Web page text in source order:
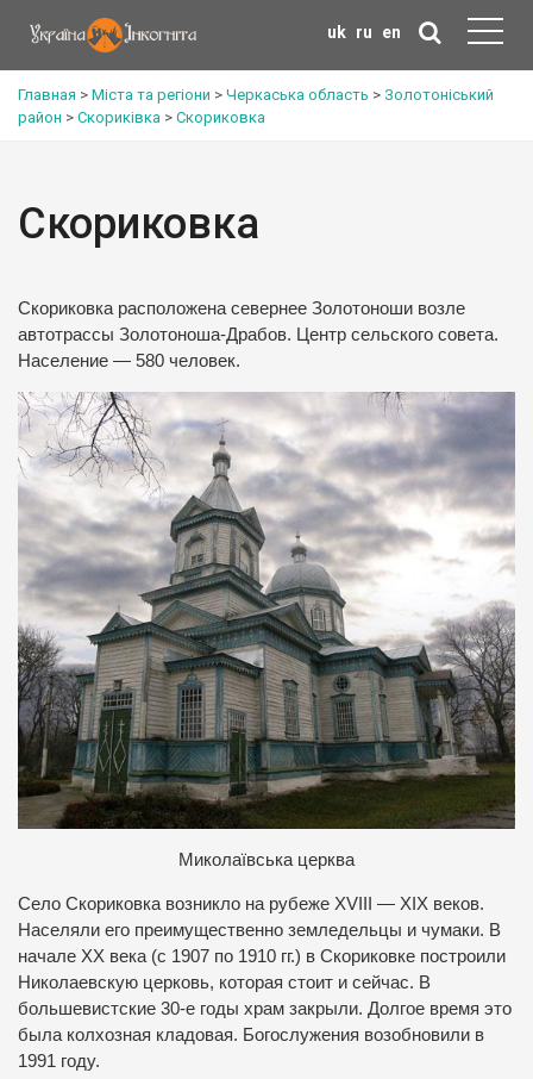
uk ru en
Главная > Міста та регіони > Черкаська область > Золотоніський
район > Скориківка > Скориковка
Скориковка
Скориковка расположена севернее Золотоноши возле
автотрассы Золотоноша-Драбов. Центр сельского совета.
Население — 580 человек.
Миколаївська церква
Село Скориковка возникло на рубеже XVIII — XIX веков.
Населяли его преимущественно земледельцы и чумаки. В
начале ХХ века (с 1907 по 1910 гг.) в Скориковке построили
Николаевскую церковь, которая стоит и сейчас. В
большевистские 30-е годы храм закрыли. Долгое время это
была колхозная кладовая. Богослужения возобновили в
1991 году.